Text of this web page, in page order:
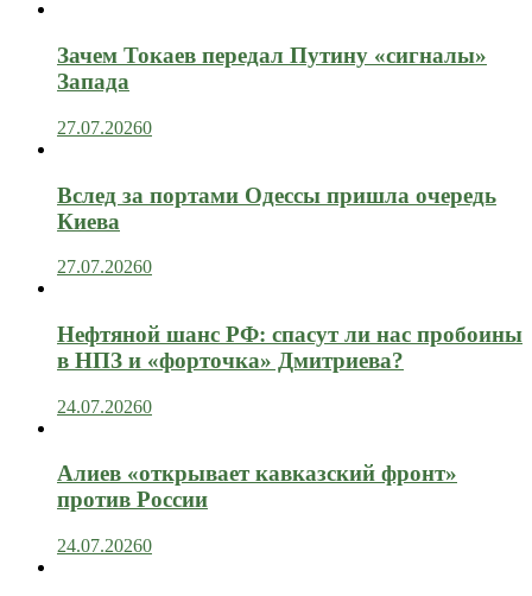
Зачем Токаев передал Путину «сигналы»
Запада
27.07.20260
Вслед за портами Одессы пришла очередь
Киева
27.07.20260
Нефтяной шанс РФ: спасут ли нас пробоины
в НПЗ и «форточка» Дмитриева?
24.07.20260
Алиев «открывает кавказский фронт»
против России
24.07.20260